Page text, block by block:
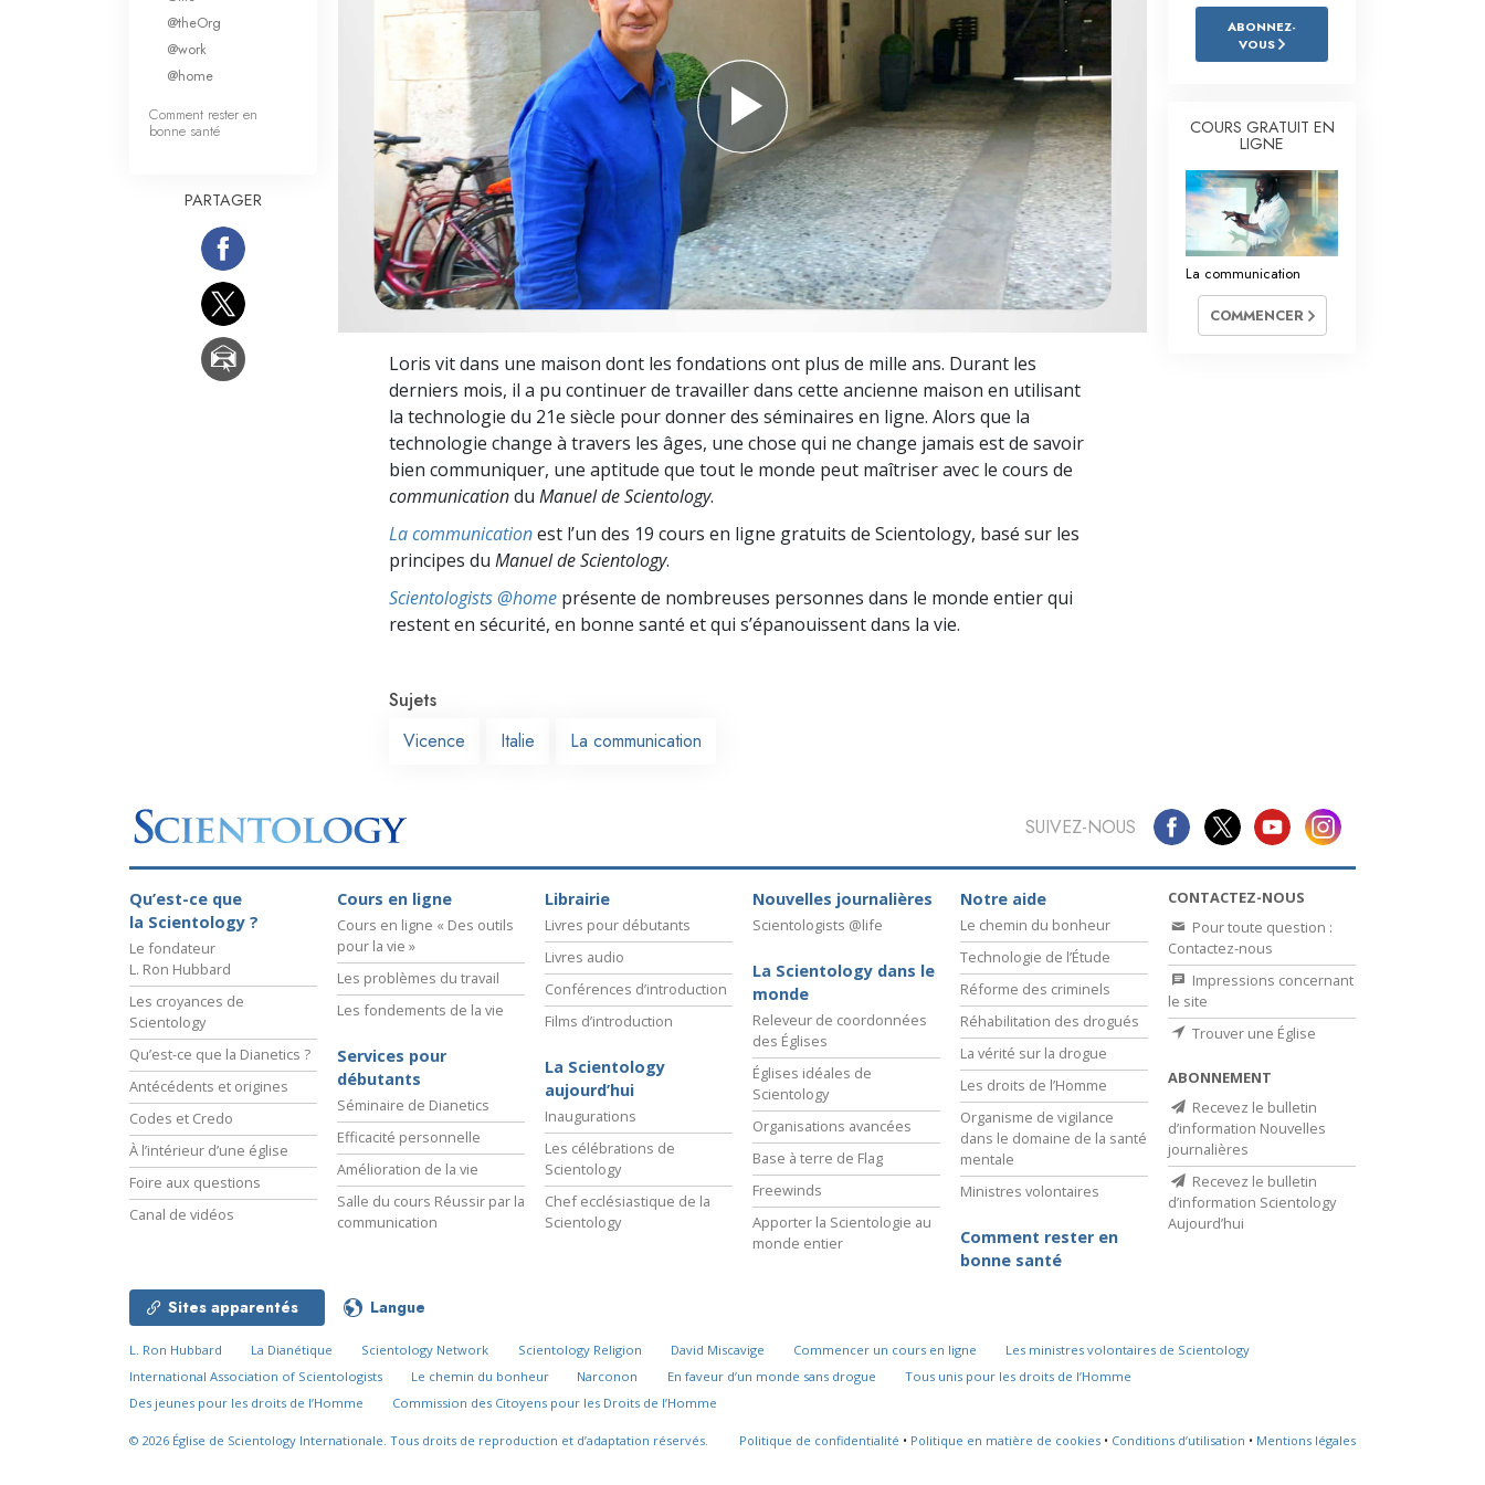
Qu’est-ce que la grandeur ? L’échelle des tons émotionnels
Réponses aux drogues
Les enfants
Des outils pour le monde du travail
L’éthique et les conditions
La raison de l’oppression
Les investigations
Les fondements de l’organisation
Loris vit dans une maison dont les fondations ont plus de mille ans. Durant les
derniers mois, il a pu continuer de travailler dans cette ancienne maison en utilisant
la technologie du 21e siècle pour donner des séminaires en ligne. Alors que la
technologie change à travers les âges, une chose qui ne change jamais est de savoir
bien communiquer, une aptitude que tout le monde peut maîtriser avec le cours de
communicationdu Manuel de Scientology.
La communicationest l’un des 19 cours en ligne gratuits de Scientology, basé sur les
principes du Manuel de Scientology.
Scientologists @home présente de nombreuses personnes dans le monde entier qui
restent en sécurité, en bonne santé et qui s’épanouissent dans la vie.
Sujets
Vicence
Italie La communication
@theOrg
@work
@home
Comment rester en
bonne santé
PARTAGER
ABONNEZ-
VOUS
COURS GRATUIT EN
LIGNE
La communication
COMMENCER
SUIVEZ-NOUS
Qu’est-ce que
la Scientology ?
Le fondateur
L. Ron Hubbard
Les croyances de
Scientology
Qu’est-ce que la Dianetics ?
Antécédents et origines
Codes et Credo
À l’intérieur d’une église
Foire aux questions
Canal de vidéos
Cours en ligne
Cours en ligne « Des outils
pour la vie »
Les problèmes du travail
Les fondements de la vie
Services pour
débutants
Séminaire de Dianetics
Efficacité personnelle
Amélioration de la vie
Salle du cours Réussir par la
communication
Librairie
Livres pour débutants
Livres audio
Conférences d’introduction
Films d’introduction
La Scientology
aujourd’hui
Inaugurations
Les célébrations de
Scientology
Chef ecclésiastique de la
Scientology
Nouvelles journalières
Scientologists @life
La Scientology dans le
monde
Releveur de coordonnées
des Églises
Églises idéales de
Scientology
Organisations avancées
Base à terre de Flag
Freewinds
Apporter la Scientologie au
monde entier
Notre aide
Le chemin du bonheur
Technologie de l’Étude
Réforme des criminels
Réhabilitation des drogués
La vérité sur la drogue
Les droits de l’Homme
Organisme de vigilance
dans le domaine de la santé
mentale
Ministres volontaires
Comment rester en
bonne santé
CONTACTEZ-NOUS
Pour toute question :
Contactez-nous
Impressions concernant
le site
Trouver une Église
ABONNEMENT
Recevez le bulletin
d’information Nouvelles
journalières
Recevez le bulletin
d’information Scientology
Aujourd’hui
Sites apparentés Langue
L. Ron Hubbard La Dianétique Scientology Network Scientology Religion David Miscavige Commencer un cours en ligne
Les ministres volontaires de Scientology
International Association of Scientologists
Le chemin du bonheur Narconon En faveur d’un monde sans drogue
Tous unis pour les droits de l’Homme
Des jeunes pour les droits de l’Homme
Commission des Citoyens pour les Droits de l’Homme
© 2026 Église de Scientology Internationale. Tous droits de reproduction et d’adaptation réservés. Politique de confidentialité • Politique en matière de cookies • Conditions d’utilisation • Mentions légales